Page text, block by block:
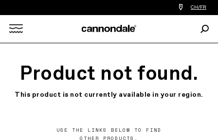
Trouver
le
proche
vous
CH/FR
Product not found.
This product is not currently available in your region.
USE THE LINKS BELOW TO FIND
OTHER PRODUCTS.